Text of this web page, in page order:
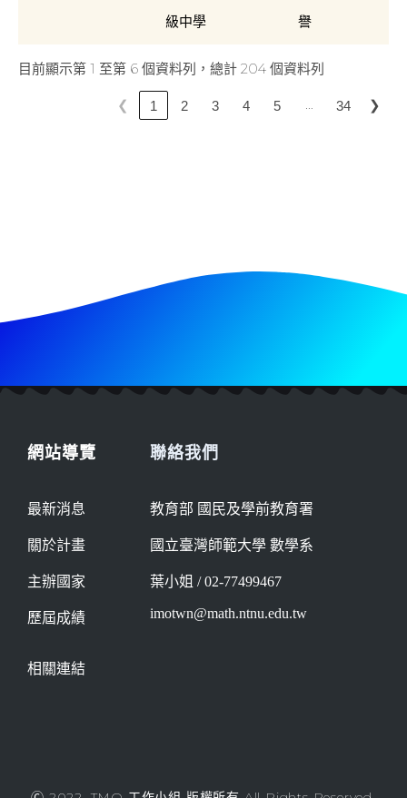
級中學
譽
目前顯示第 1 至第 6 個資料列，總計 204 個資料列
❮ 1 2 3 4 5 … 34 ❯
網站導覽
最新消息
關於計畫
主辦國家
歷屆成績
相關連結
聯絡我們
教育部 國民及學前教育署
國立臺灣師範大學 數學系
葉小姐 / 02-77499467
imotwn@math.ntnu.edu.tw